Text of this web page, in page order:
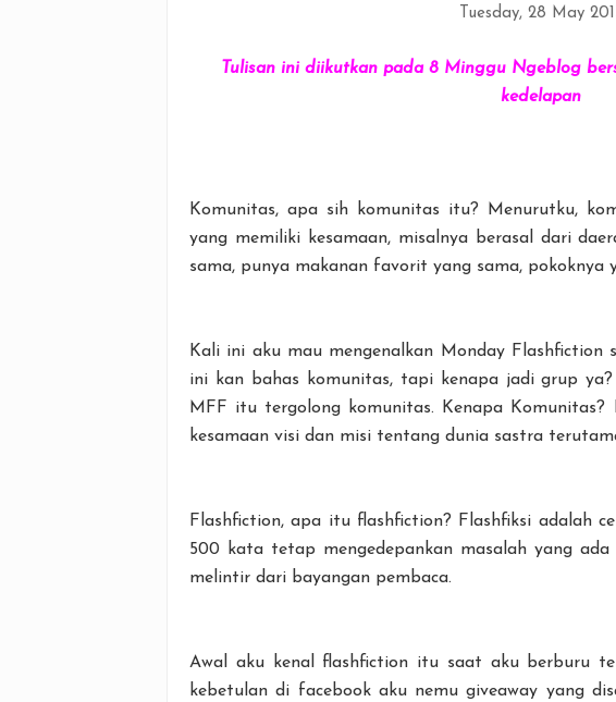
Tuesday, 28 May
Tulisan ini diikutkan pada 8 Minggu Ngeblog
kedelapan
Komunitas, apa sih komunitas itu? Menurutku,
yang memiliki kesamaan, misalnya berasal dari
sama, punya makanan favorit yang sama, pokoknya
Kali ini aku mau mengenalkan Monday Flashfiction
ini kan bahas komunitas, tapi kenapa jadi grup
MFF itu tergolong komunitas. Kenapa
kesamaan visi dan misi tentang dunia sastra
Flashfiction, apa itu flashfiction? Flashfiksi adalah
500 kata tetap mengedepankan masalah yang
melintir dari bayangan pembaca.
Awal aku kenal flashfiction itu saat aku berburu
kebetulan di facebook aku nemu giveaway yang